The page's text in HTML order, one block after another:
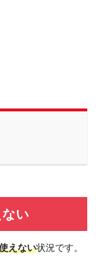
い
えない状況です。